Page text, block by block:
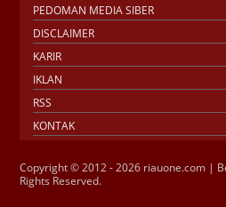
PEDOMAN MEDIA SIBER
DISCLAIMER
KARIR
IKLAN
RSS
KONTAK
Copyright © 2012 - 2026 riauone.com |
Rights Reserved.